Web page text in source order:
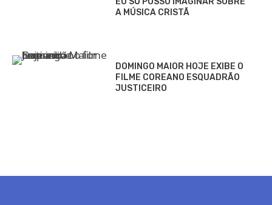
A MÚSICA CRISTÃ
DOMINGO MAIOR HOJE EXIBE O
FILME COREANO ESQUADRÃO
JUSTICEIRO